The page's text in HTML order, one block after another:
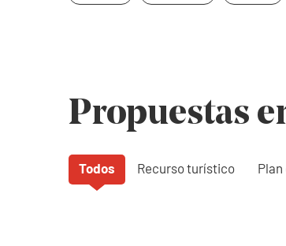
Propuestas
Todos Recurso turístico Plan